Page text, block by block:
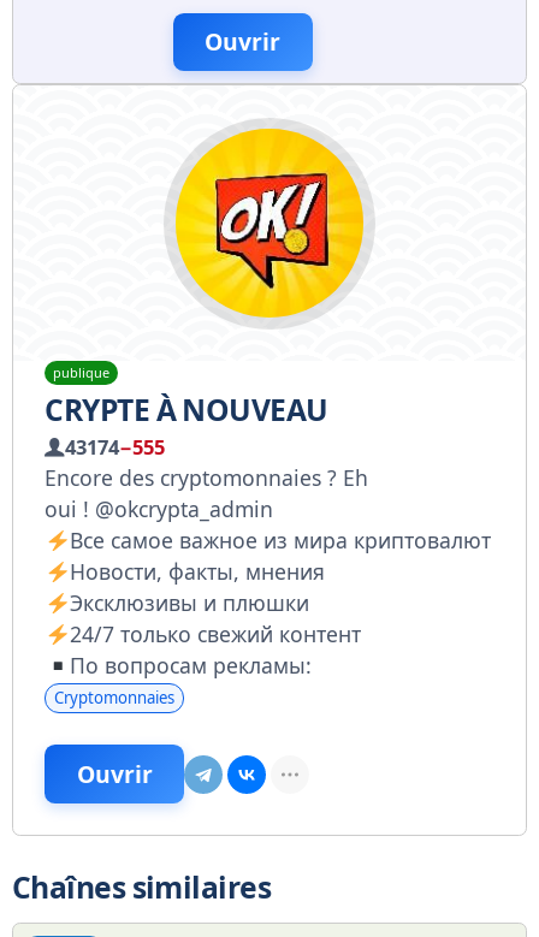
Ouvrir
publique
CRYPTE À NOUVEAU
43174−555
Encore des cryptomonnaies ? Eh
oui ! @okcrypta_admin
Все самое важное из мира криптовалют
Новости, факты, мнения
Эксклюзивы и плюшки
24/7 только свежий контент
По вопросам рекламы:
Cryptomonnaies
Ouvrir
Chaînes similaires